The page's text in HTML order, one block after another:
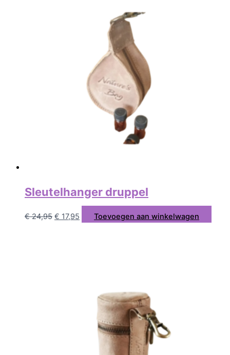
Sleutelhanger druppel
€24,95 € 17,95 Toevoegen aan winkelwagen